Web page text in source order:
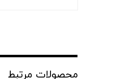
محصولات مرتبط